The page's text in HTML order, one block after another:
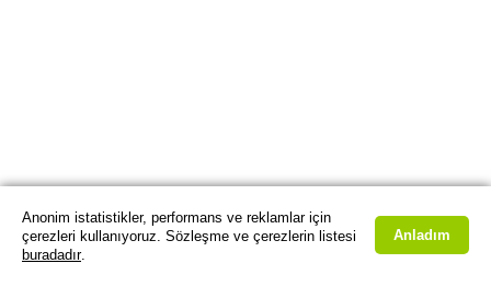
Anonim istatistikler, performans ve reklamlar için
çerezleri kullanıyoruz. Sözleşme ve çerezlerin listesi
buradadır.
Anladım